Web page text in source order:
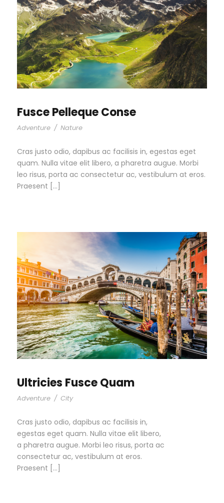
Fusce Pelleque Conse
Adventure / Nature
Cras justo odio, dapibus ac facilisis in, egestas eget
quam. Nulla vitae elit libero, a pharetra augue. Morbi
leo risus, porta ac consectetur ac, vestibulum at eros.
Praesent […]
Ultricies Fusce Quam
Adventure / City
Cras justo odio, dapibus ac facilisis in,
egestas eget quam. Nulla vitae elit libero,
a pharetra augue. Morbi leo risus, porta ac
consectetur ac, vestibulum at eros.
Praesent […]